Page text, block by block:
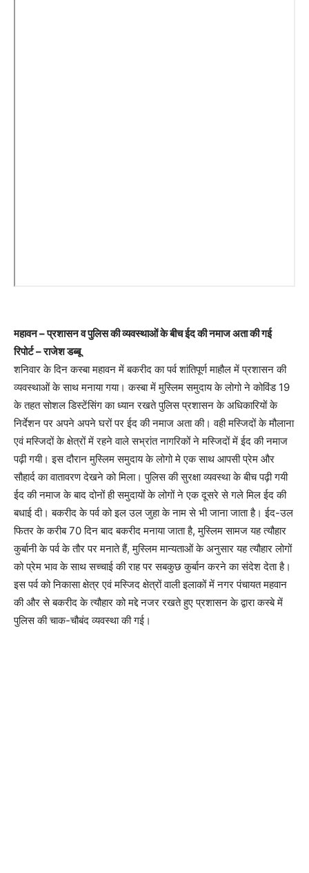
महावन – प्रशासन व पुलिस की व्यवस्थाओं के बीच ईद की नमाज अता की गई
रिपोर्ट – राजेश डब्बू
शनिवार के दिन कस्बा महावन में बकरीद का पर्व शांतिपूर्ण माहौल में प्रशासन की
व्यवस्थाओं के साथ मनाया गया। कस्बा में मुस्लिम समुदाय के लोगो ने कोविंड 19
के तहत सोशल डिस्टेंसिंग का ध्यान रखते पुलिस प्रशासन के अधिकारियों के
निर्देशन पर अपने अपने घरों पर ईद की नमाज अता की। वही मस्जिदों के मौलाना
एवं मस्जिदों के क्षेत्रों में रहने वाले सभ्रांत नागरिकों ने मस्जिदों में ईद की नमाज
पढ़ी गयी। इस दौरान मुस्लिम समुदाय के लोगो मे एक साथ आपसी प्रेम और
सौहार्द का वातावरण देखने को मिला। पुलिस की सुरक्षा व्यवस्था के बीच पढ़ी गयी
ईद की नमाज के बाद दोनों ही समुदायों के लोगों ने एक दूसरे से गले मिल ईद की
बधाई दी। बकरीद के पर्व को इल उल जुहा के नाम से भी जाना जाता है। ईद-उल
फितर के करीब 70 दिन बाद बकरीद मनाया जाता है, मुस्लिम सामज यह त्यौहार
कुर्बानी के पर्व के तौर पर मनाते हैं, मुस्लिम मान्यताओं के अनुसार यह त्यौहार लोगों
को प्रेम भाव के साथ सच्चाई की राह पर सबकुछ कुर्बान करने का संदेश देता है।
इस पर्व को निकासा क्षेत्र एवं मस्जिद क्षेत्रों वाली इलाकों में नगर पंचायत महवान
की और से बकरीद के त्यौहार को मद्दे नजर रखते हुए प्रशासन के द्वारा कस्बे में
पुलिस की चाक-चौबंद व्यवस्था की गई।